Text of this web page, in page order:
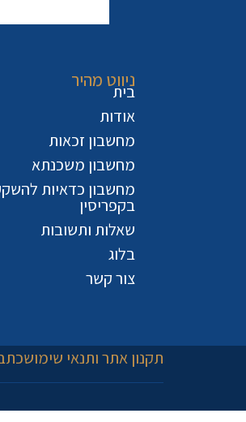
ניווט מהיר
בית
אודות
מחשבון זכאות
מחשבון משכנתא
מחשבון כדאיות
בקפריסין
שאלות ותשובות
בלוג
צור קשר
תקנון אתר ותנאי שימוש